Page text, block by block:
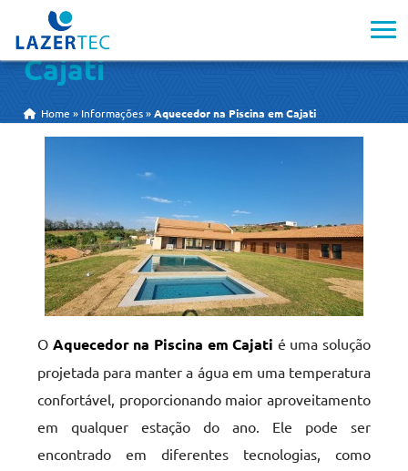
Aquecedor na Piscina em
Cajati
Home » Informações »Aquecedor na Piscina em Cajati
O Aquecedor na Piscina em Cajati é uma solução
projetada para manter a água em uma temperatura
confortável, proporcionando maior aproveitamento
em qualquer estação do ano. Ele pode ser
encontrado em diferentes tecnologias, como